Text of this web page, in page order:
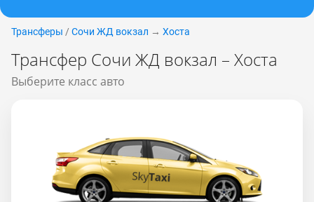
Трансферы / Сочи ЖД вокзал → Хоста
Трансфер Сочи ЖД вокзал – Хоста
Выберите класс авто